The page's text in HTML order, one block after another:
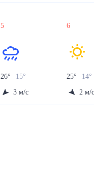
5
26° 15°
3 м/с
6
25° 14°
2 м/